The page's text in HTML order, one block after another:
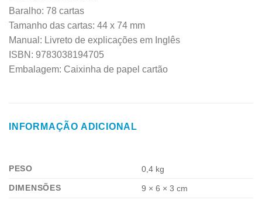
Baralho: 78 cartas
Tamanho das cartas: 44 x 74 mm
Manual: Livreto de explicações em Inglês
ISBN: 9783038194705
Embalagem: Caixinha de papel cartão
INFORMAÇÃO ADICIONAL
PESO
0,4 kg
DIMENSÕES
9 × 6 × 3 cm